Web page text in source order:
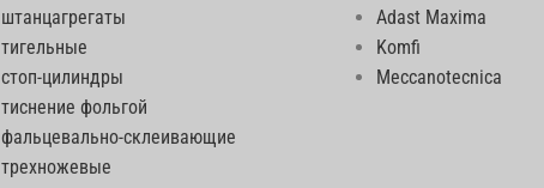
штанцагрегаты
тигельные
стоп-цилиндры
тиснение фольгой
фальцевально-склеивающие
трехножевые
Adast Maxima
Komfi
Meccanotecnica